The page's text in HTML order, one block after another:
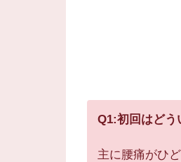
Q1:初回はどう
主に腰痛がひ